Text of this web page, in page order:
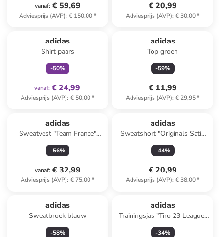
vanaf: € 59,69
Adviesprijs (AVP): € 150,00*
€ 20,99
Adviesprijs (AVP): € 30,00*
adidas
Shirt paars
-50%
vanaf: € 24,99
Adviesprijs (AVP): € 50,00*
adidas
Top groen
-59%
€ 11,99
Adviesprijs (AVP): € 29,95*
adidas
Sweatvest "Team France"
donkerblauw
-56%
vanaf: € 32,99
Adviesprijs (AVP): € 75,00*
adidas
Sweatshort "Originals Satin
Sprint" groen
-44%
€ 20,99
Adviesprijs (AVP): € 38,00*
adidas
Sweatbroek blauw
-58%
adidas
Trainingsjas "Tiro 23 League"
donkerblauw
-34%